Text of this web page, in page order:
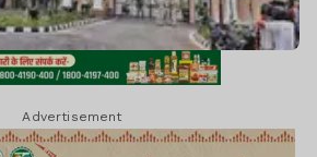
Advertisement